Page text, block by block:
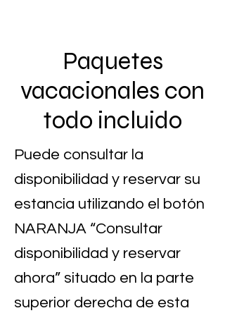
Paquetes
vacacionales con
todo incluido
Puede consultar la
disponibilidad y reservar su
estancia utilizando el botón
NARANJA “Consultar
disponibilidad y reservar
ahora” situado en la parte
superior derecha de esta